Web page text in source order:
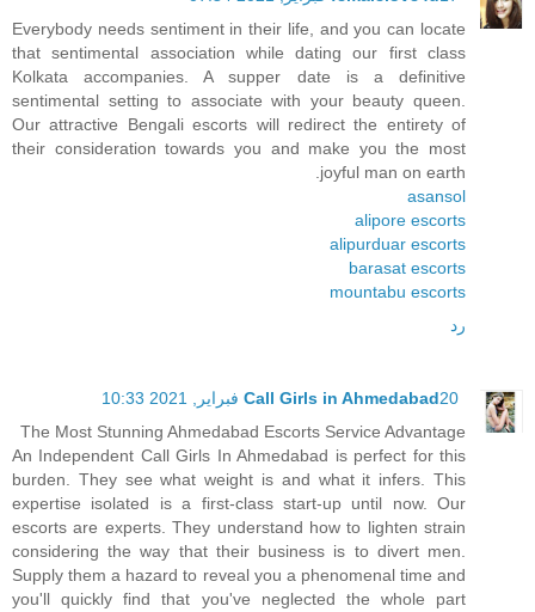
Everybody needs sentiment in their life, and you can locate
that sentimental association while dating our first class
Kolkata accompanies. A supper date is a definitive
sentimental setting to associate with your beauty queen.
Our attractive Bengali escorts will redirect the entirety of
their consideration towards you and make you the most
joyful man on earth.
asansol
alipore escorts
alipurduar escorts
barasat escorts
mountabu escorts
رد
Call Girls in Ahmedabad20 فبراير, 2021 10:33
The Most Stunning Ahmedabad Escorts Service Advantage
An Independent Call Girls In Ahmedabad is perfect for this
burden. They see what weight is and what it infers. This
expertise isolated is a first-class start-up until now. Our
escorts are experts. They understand how to lighten strain
considering the way that their business is to divert men.
Supply them a hazard to reveal you a phenomenal time and
you'll quickly find that you've neglected the whole part